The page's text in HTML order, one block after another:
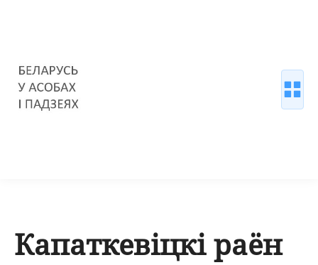
Капаткевіцкі раён